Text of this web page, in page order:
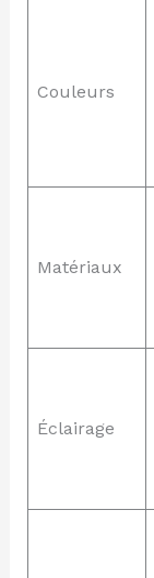
Couleurs
Matériaux
Éclairage